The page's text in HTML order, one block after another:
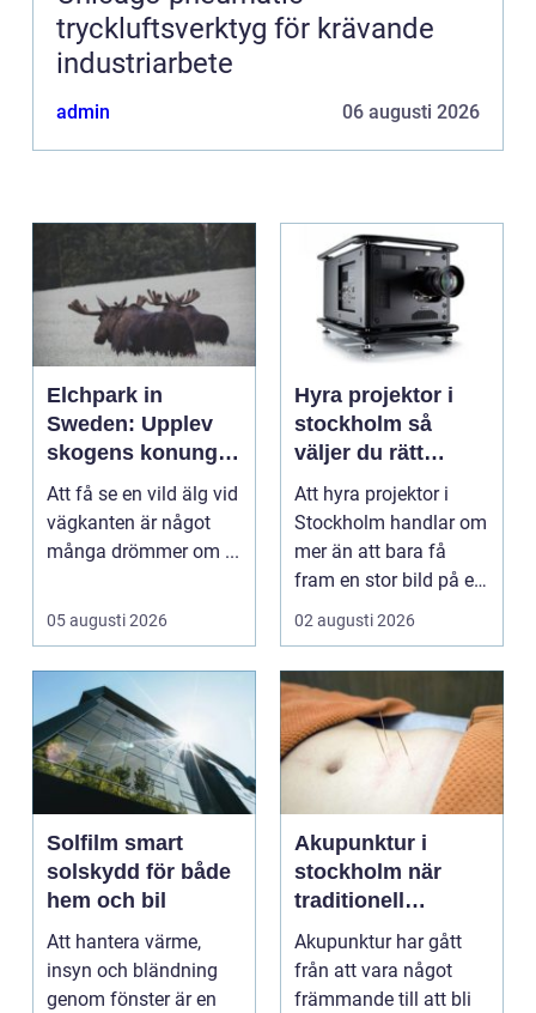
tryckluftsverktyg för krävande
industriarbete
admin 06 augusti 2026
Elchpark in
Sweden: Upplev
skogens konung
på nära håll
Att få se en vild älg vid
vägkanten är något
många drömmer om ...
05 augusti 2026
Hyra projektor i
stockholm så
väljer du rätt
lösning för ditt
event
Att hyra projektor i
Stockholm handlar om
mer än att bara få
fram en stor bild på en
duk. En bra pro...
02 augusti 2026
Solfilm smart
solskydd för både
hem och bil
Att hantera värme,
insyn och bländning
genom fönster är en
Akupunktur i
stockholm när
traditionell
kinesisk medicin
möter modern
vardag
Akupunktur har gått
från att vara något
främmande till att bli